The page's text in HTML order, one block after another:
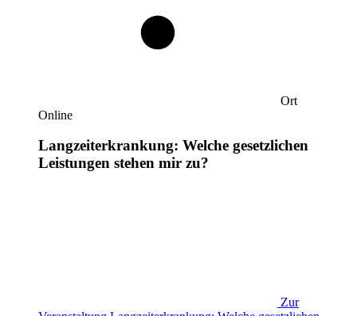
Ort
Online
Langzeiterkrankung: Welche gesetzlichen
Leistungen stehen mir zu?
Zur